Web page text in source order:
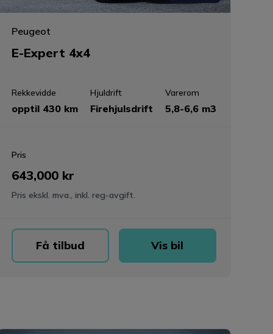
Peugeot
E-Expert 4x4
Rekkevidde
opptil 430 km
Hjuldrift
Firehjulsdrift
Varerom
5,8-6,6 m3
Pris
643,000 kr
Pris ekskl. mva., inkl. reg-avgift.
Få tilbud Vis bil